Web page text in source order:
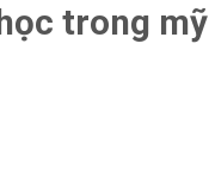
trong mỹ